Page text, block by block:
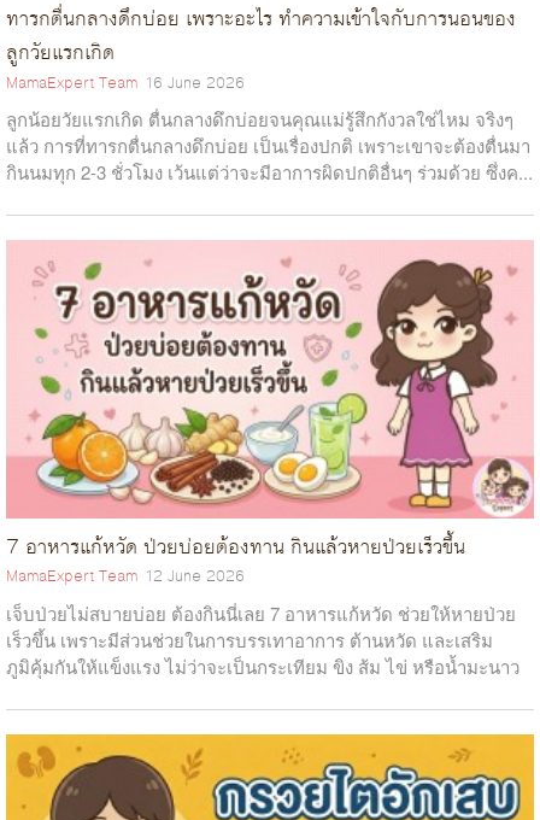
ทารกตื่นกลางดึกบ่อย เพราะอะไร ทำความเข้าใจกับการนอนของ
ลูกวัยแรกเกิด
MamaExpert Team 16 June 2026
ลูกน้อยวัยแรกเกิด ตื่นกลางดึกบ่อยจนคุณแม่รู้สึกกังวลใช่ไหม จริงๆ
แล้ว การที่ทารกตื่นกลางดึกบ่อย เป็นเรื่องปกติ เพราะเขาจะต้องตื่นมา
กินนมทุก 2-3 ชั่วโมง เว้นแต่ว่าจะมีอาการผิดปกติอื่นๆ ร่วมด้วย ซึ่งค...
7 อาหารแก้หวัด ป่วยบ่อยต้องทาน กินแล้วหายป่วยเร็วขึ้น
MamaExpert Team 12 June 2026
เจ็บป่วยไม่สบายบ่อย ต้องกินนี่เลย 7 อาหารแก้หวัด ช่วยให้หายป่วย
เร็วขึ้น เพราะมีส่วนช่วยในการบรรเทาอาการ ต้านหวัด และเสริม
ภูมิคุ้มกันให้แข็งแรง ไม่ว่าจะเป็นกระเทียม ขิง ส้ม ไข่ หรือน้ำมะนาว